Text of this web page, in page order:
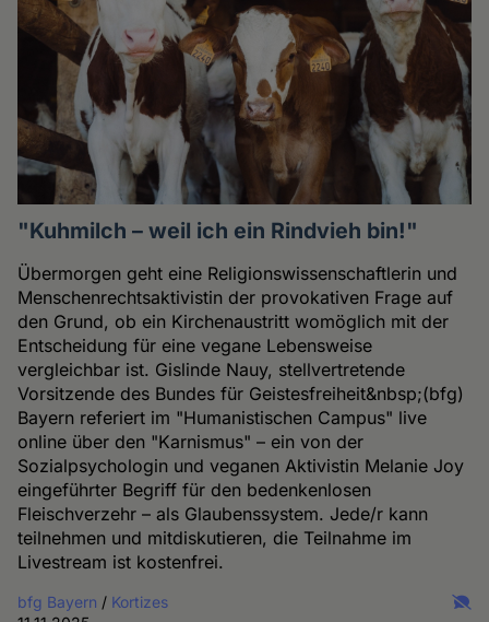
"Kuhmilch – weil ich ein Rindvieh bin!"
Übermorgen geht eine Religionswissenschaftlerin und
Menschenrechtsaktivistin der provokativen Frage auf
den Grund, ob ein Kirchenaustritt womöglich mit der
Entscheidung für eine vegane Lebensweise
vergleichbar ist. Gislinde Nauy, stellvertretende
Vorsitzende des Bundes für Geistesfreiheit&nbsp;(bfg)
Bayern referiert im "Humanistischen Campus" live
online über den "Karnismus" – ein von der
Sozialpsychologin und veganen Aktivistin Melanie Joy
eingeführter Begriff für den bedenkenlosen
Fleischverzehr – als Glaubenssystem. Jede/r kann
teilnehmen und mitdiskutieren, die Teilnahme im
Livestream ist kostenfrei.
bfg Bayern / Kortizes